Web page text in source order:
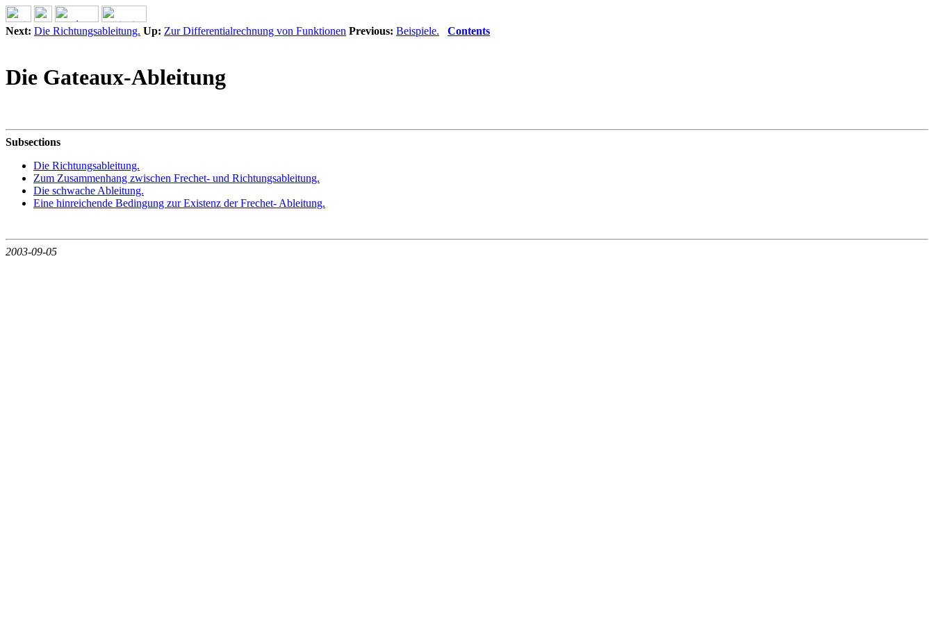
Next: Die Richtungsableitung. Up: Zur Differentialrechnung von Funktionen Previous: Beispiele. Contents
Die Gateaux-Ableitung
Subsections
Die Richtungsableitung.
Zum Zusammenhang zwischen Frechet- und Richtungsableitung.
Die schwache Ableitung.
Eine hinreichende Bedingung zur Existenz der Frechet- Ableitung.
2003-09-05